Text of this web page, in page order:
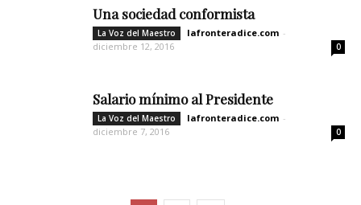
Una sociedad conformista
La Voz del Maestro lafronteradice.com -
diciembre 12, 2016
0
Salario mínimo al Presidente
La Voz del Maestro lafronteradice.com -
diciembre 7, 2016
0